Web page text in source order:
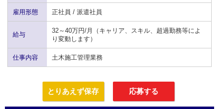
雇用形態 正社員 / 派遣社員
給与
32～40万円/月（キャリア、スキル、超過勤務等によ
り変動します）
仕事内容 土木施工管理業務
とりあえず保存 応募する